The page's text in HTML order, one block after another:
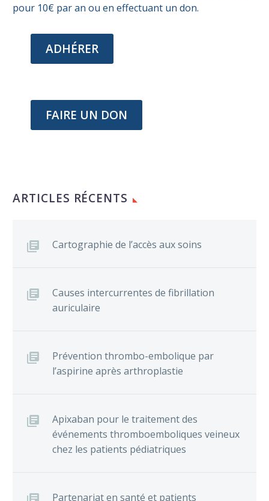
pour 10€ par an ou en effectuant un don.
ADHÉRER
FAIRE UN DON
ARTICLES RÉCENTS
Cartographie de l’accès aux soins
Causes intercurrentes de fibrillation
auriculaire
Prévention thrombo-embolique par
l’aspirine après arthroplastie
Apixaban pour le traitement des
événements thromboemboliques veineux
chez les patients pédiatriques
Partenariat en santé et patients